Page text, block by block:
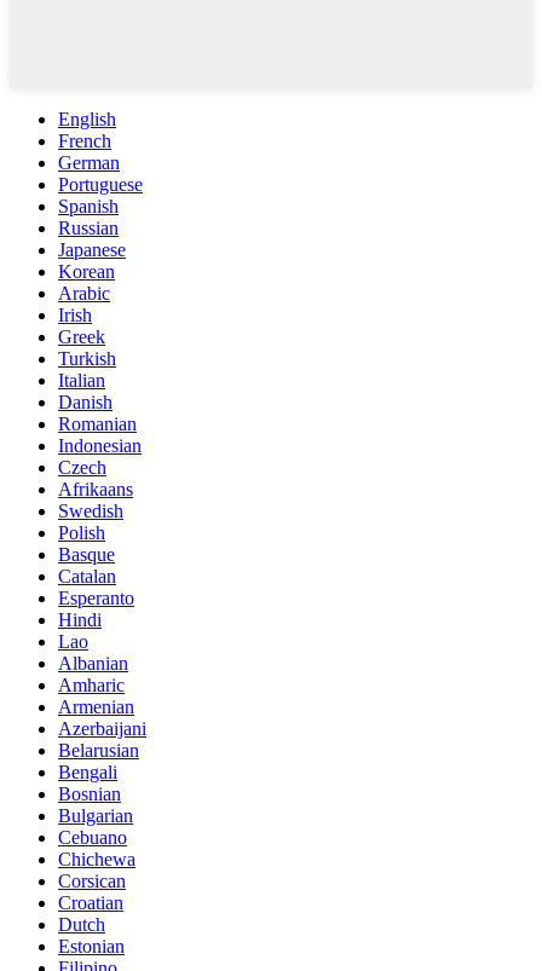
English
French
German
Portuguese
Spanish
Russian
Japanese
Korean
Arabic
Irish
Greek
Turkish
Italian
Danish
Romanian
Indonesian
Czech
Afrikaans
Swedish
Polish
Basque
Catalan
Esperanto
Hindi
Lao
Albanian
Amharic
Armenian
Azerbaijani
Belarusian
Bengali
Bosnian
Bulgarian
Cebuano
Chichewa
Corsican
Croatian
Dutch
Estonian